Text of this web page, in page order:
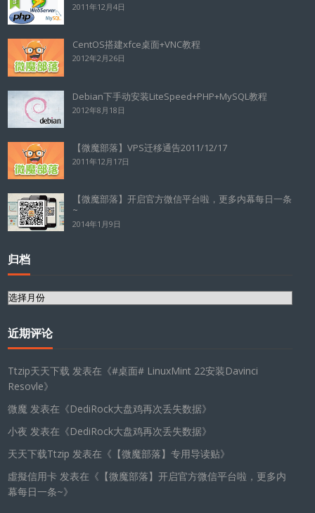
2011年12月4日
CentOS搭建xfce桌面+VNC教程
2012年2月26日
Debian下手动安装LiteSpeed+PHP+MySQL教程
2012年8月18日
【微魔部落】VPS迁移通告2011/12/17
2011年12月17日
【微魔部落】开启官方微信平台啦，更多内幕每日一条
~
2014年1月9日
归档
归
近期评论
Ttzip天天下载 发表在《#桌面# LinuxMint 22安装Davinci
Resovle》
微魔 发表在《DediRock大盘鸡再次丢失数据》
小夜 发表在《DediRock大盘鸡再次丢失数据》
天天下载Ttzip 发表在《 【微魔部落】专用导读贴》
虛擬信用卡 发表在《 【微魔部落】开启官方微信平台啦，更多内
幕每日一条~》